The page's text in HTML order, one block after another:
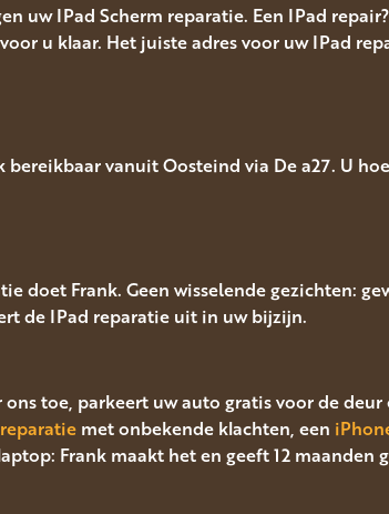
uw IPad Scherm reparatie. Een IPad
u klaar. Het juiste adres voor uw IPad
vanuit Oosteind via De a27. U
doet Frank. Geen wisselende gezichten:
de IPad reparatie uit in uw bijzijn.
toe, parkeert uw auto gratis voor de
met onbekende klachten, een
Frank maakt het en geeft 12 maanden